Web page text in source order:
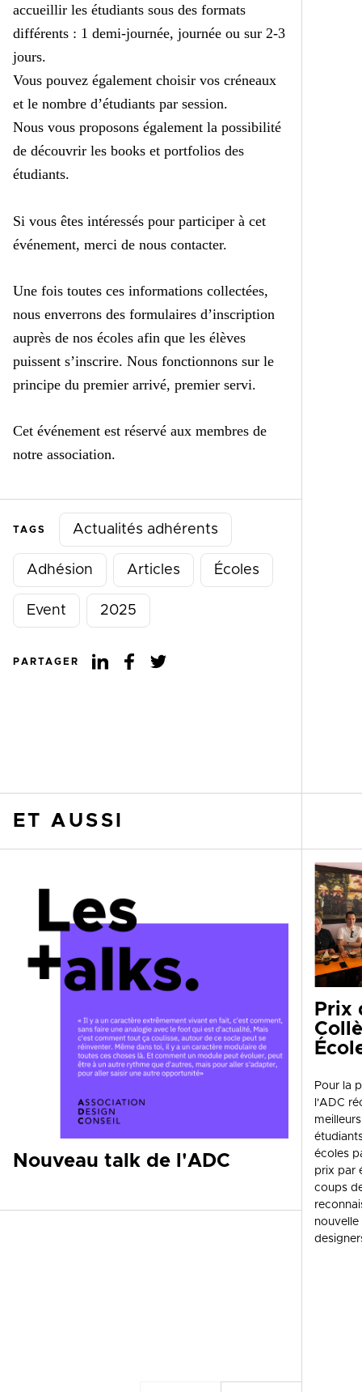
accueillir les étudiants sous des formats
différents : 1 demi-journée, journée ou sur 2-3
jours.
Vous pouvez également choisir vos créneaux
et le nombre d’étudiants par session.
Nous vous proposons également la possibilité
de découvrir les books et portfolios des
étudiants.
Si vous êtes intéressés pour participer à cet
événement, merci de nous contacter.
Une fois toutes ces informations collectées,
nous enverrons des formulaires d’inscription
auprès de nos écoles afin que les élèves
puissent s’inscrire. Nous fonctionnons sur le
principe du premier arrivé, premier servi.
Cet événement est réservé aux membres de
notre association.
TAGS Actualités adhérents
Adhésion Articles Écoles
Event 2025
PARTAGER
ET AUSSI
Nouveau talk de l'ADC
Prix
Pour la
l'ADC
écoles
prix par
coups